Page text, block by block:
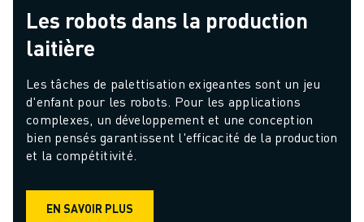
Les robots dans la production
laitière
Les tâches de palettisation exigeantes sont un jeu
d'enfant pour les robots. Pour les applications
complexes, un développement et une conception
bien pensés garantissent l'efficacité de la production
et la compétitivité.
EN SAVOIR PLUS